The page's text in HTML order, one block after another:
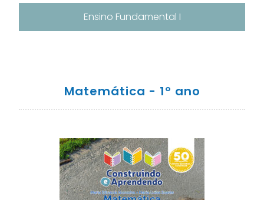
Ensino Fundamental I
Matemática - 1º ano